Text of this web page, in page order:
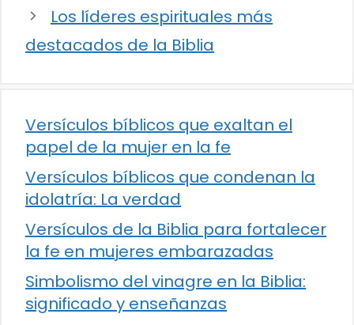
Los líderes espirituales más
destacados de la Biblia
Versículos bíblicos que exaltan el
papel de la mujer en la fe
Versículos bíblicos que condenan la
idolatría: La verdad
Versículos de la Biblia para fortalecer
la fe en mujeres embarazadas
Simbolismo del vinagre en la Biblia:
significado y enseñanzas